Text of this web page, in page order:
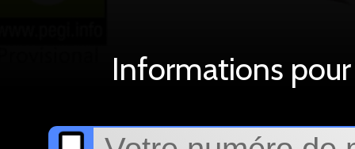
Informations